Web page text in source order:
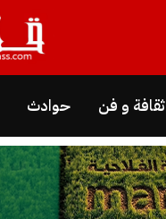
ثقافة و فن حوادث